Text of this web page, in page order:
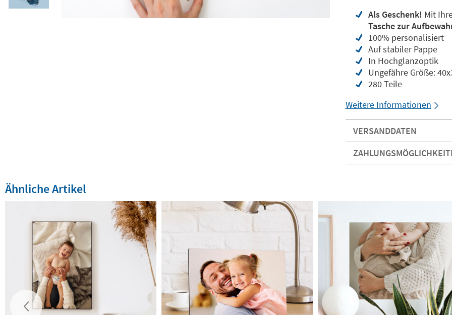
Als Geschenk! Mit
Tasche zur
100% personalisiert
Auf stabiler Pappe
In Hochglanzoptik
Ungefähre Größe:
280 Teile
Weitere Informationen
VERSANDDATEN
Ähnliche Artikel